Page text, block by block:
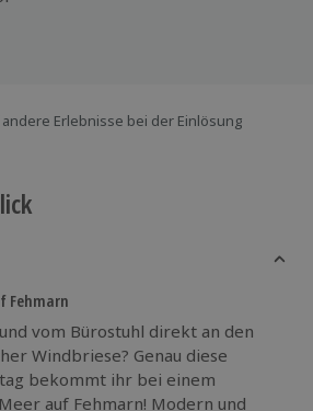
Erlebnisse bei der Einlösung
Fehmarn
vom Bürostuhl direkt an den
Windbriese? Genau diese
bekommt ihr bei einem
auf Fehmarn! Modern und